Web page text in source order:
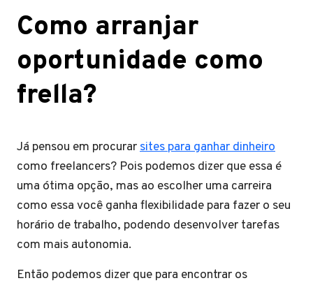
Como arranjar
oportunidade como
frella?
Já pensou em procurarsites para ganhar dinheiro
como freelancers? Pois podemos dizer que essa é
uma ótima opção, mas ao escolher uma carreira
como essa você ganha flexibilidade para fazer o seu
horário de trabalho, podendo desenvolver tarefas
com mais autonomia.
Então podemos dizer que para encontrar os